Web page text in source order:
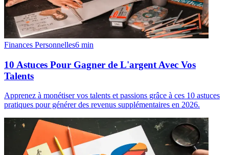
Finances Personnelles6 min
10 Astuces Pour Gagner de L'argent Avec Vos
Talents
Apprenez à monétiser vos talents et passions grâce à ces 10 astuces
pratiques pour générer des revenus supplémentaires en 2026.